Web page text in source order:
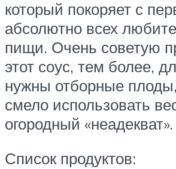
который покоряет с
абсолютно всех
пищи. Очень советую
этот соус, тем более,
нужны отборные
смело использовать
огородный «неадекват».
Список продуктов: